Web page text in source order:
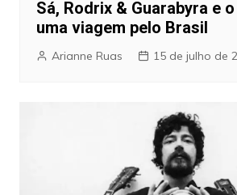
Sá, Rodrix & Guarabyra e
uma viagem pelo Brasil
Arianne Ruas 15 de julho de